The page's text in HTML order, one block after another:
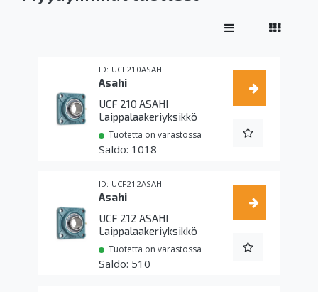
UCF210ASAHI
Asahi
UCF 210 ASAHI
Laippalaakeriyksikkö
Tuotetta on varastossa
1018
UCF212ASAHI
Asahi
UCF 212 ASAHI
Laippalaakeriyksikkö
Tuotetta on varastossa
510